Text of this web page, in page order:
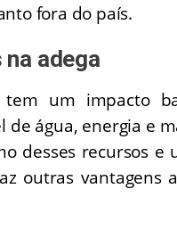
fora do país.
adega
um impacto
água, energia e
desses recursos e
outras